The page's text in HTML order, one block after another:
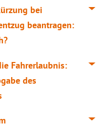
bei
beantragen:
Fahrerlaubnis:
des